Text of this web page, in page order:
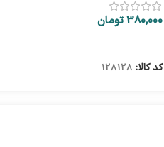
380,000تومان
کد کالا: 128128